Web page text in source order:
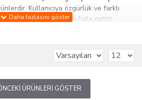
Kullanıcıya özgürlük ve farklı
anları daha heyecanlı hale getirir.
olup ergonomik ve güvenli kullanım
ve yoğunluk seçenekleri, hem yakın
ile deneyimi kişiselleştirme imkanı verir.
temizlenebilir yapıları hijyenik kullanım
ÜRÜNLERI GÖSTER